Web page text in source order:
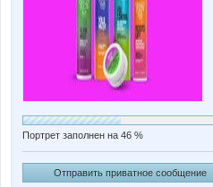
Портрет заполнен на 46 %
Отправить приватное сообщение